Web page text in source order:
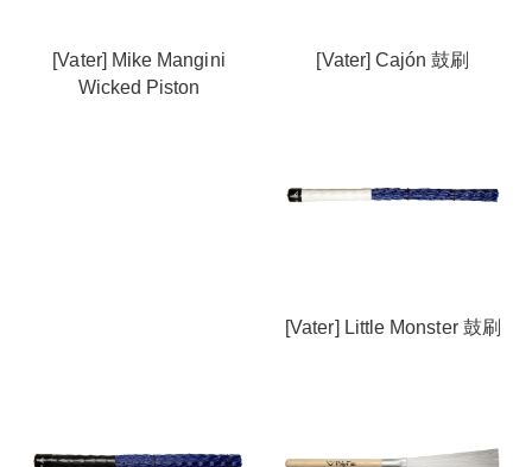
[Vater] Mike Mangini
Wicked Piston
[Vater] Cajón 鼓刷
[Vater] Little Monster 鼓刷